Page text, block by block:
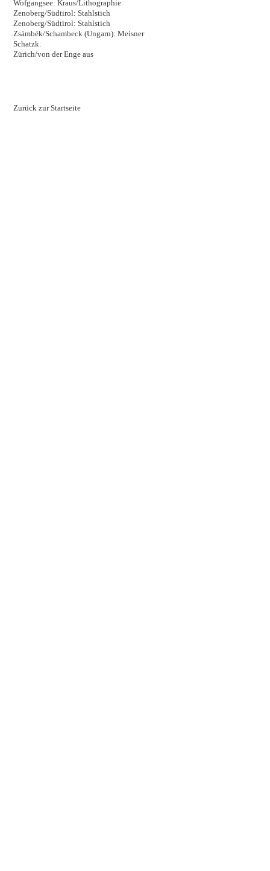
Wofgangsee: Kraus/Lithographie
Zenoberg/Südtirol: Stahlstich
Zenoberg/Südtirol: Stahlstich
Zsámbék/Schambeck (Ungarn): Meisner
Schatzk.
Zürich/von der Enge aus
Zurück zur Startseite